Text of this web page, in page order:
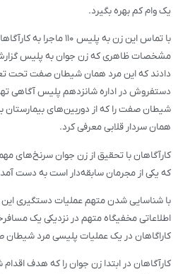
یک وام کم بهره بگیرد.
مشخصات ظاهری که زن جوان به پلیس گزارش
دادند که این مرد همان شیطان صفت تحت
دستفروش در اداره شانزدهم پلیس آگاهی
شیطان صفت را که از دوربین‌های بیمارستان
همان سردار قلابی معرفی کرد.
کارآگاهان با تحقیق از زن جوان سرنخ‌های
که یکی از مجرمان سابقه‌دار است به دست
با شناسایی شدن متهم عملیات دستگیری
اطلاعاتی مخفیگاه متهم در نزدیکی یک
کاراگاهان در یک عملیات پلیسی مرد شیطان
کارآگاهان در ابتدا زن جوان را که هدف اقدام